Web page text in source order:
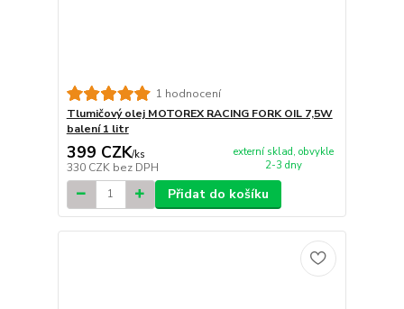
1 hodnocení
Tlumičový olej MOTOREX RACING FORK OIL 7,5W
balení 1 litr
399 CZK/ks
330 CZK bez DPH
externí sklad, obvykle
2-3 dny
Přidat do košíku